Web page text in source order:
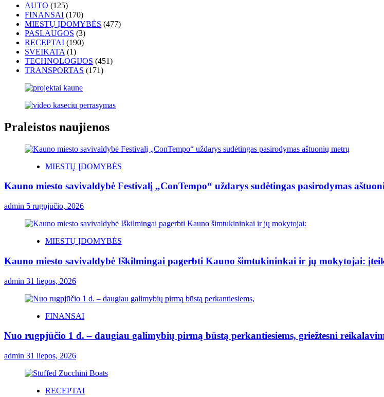
AUTO (125)
FINANSAI (170)
MIESTŲ ĮDOMYBĖS (477)
PASLAUGOS (3)
RECEPTAI (190)
SVEIKATA (1)
TECHNOLOGIJOS (451)
TRANSPORTAS (171)
Praleistos naujienos
MIESTŲ ĮDOMYBĖS
Kauno miesto savivaldybė Festivalį „ConTempo“ uždarys sudėtingas pasirodymas
admin 5 rugpjūčio, 2026
MIESTŲ ĮDOMYBĖS
Kauno miesto savivaldybė Iškilmingai pagerbti Kauno šimtukininkai ir jų mokytojai:
admin 31 liepos, 2026
FINANSAI
Nuo rugpjūčio 1 d. – daugiau galimybių pirmą būstą perkantiesiems, griežtesni
admin 31 liepos, 2026
RECEPTAI